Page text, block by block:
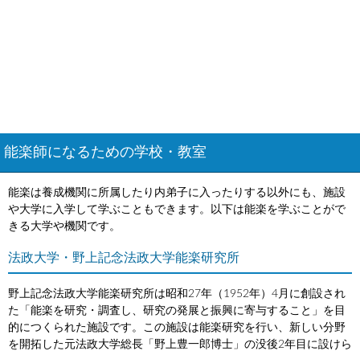
能楽師になるための学校・教室
能楽は養成機関に所属したり内弟子に入ったりする以外にも、施設
や大学に入学して学ぶこともできます。以下は能楽を学ぶことがで
きる大学や機関です。
法政大学・野上記念法政大学能楽研究所
野上記念法政大学能楽研究所は昭和27年（1952年）4月に創設され
た「能楽を研究・調査し、研究の発展と振興に寄与すること」を目
的につくられた施設です。この施設は能楽研究を行い、新しい分野
を開拓した元法政大学総長「野上豊一郎博士」の没後2年目に設けら